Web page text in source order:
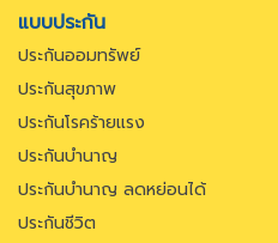
แบบประกัน
ประกันออมทรัพย์
ประกันสุขภาพ
ประกันโรคร้ายแรง
ประกันบำนาญ
ประกันบำนาญ ลดหย่อนได้
ประกันชีวิต